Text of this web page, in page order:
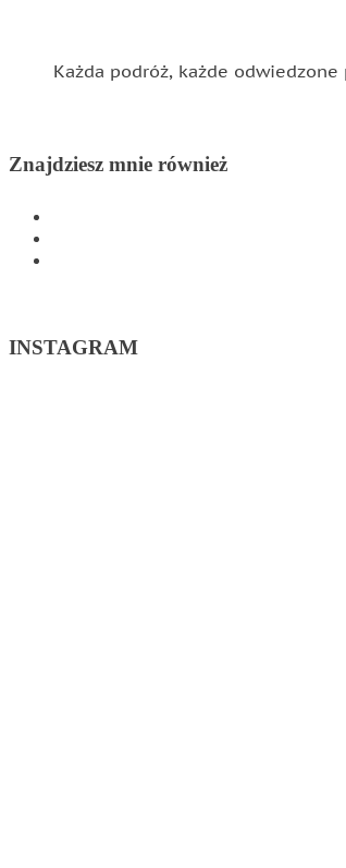
Każda podróż, każde
Znajdziesz mnie również
INSTAGRAM